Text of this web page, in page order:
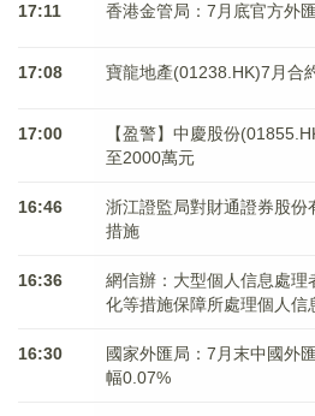
17:11 香港金管局：7月底官方外
17:08 寶龍地產(01238.HK)7月合
17:00
【盈警】中慶股份
至2000萬元
16:46
浙江證監局對財通證券股份
措施
16:36
網信辦：大型個人信息處理
化等措施保障所處理個人信
16:30
國家外匯局：7月末中國外
幅0.07%